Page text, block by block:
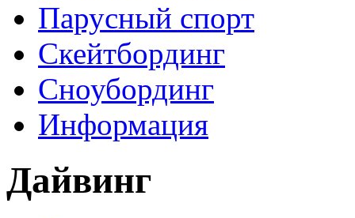
Парусный спорт
Скейтбординг
Сноубординг
Информация
Дайвинг